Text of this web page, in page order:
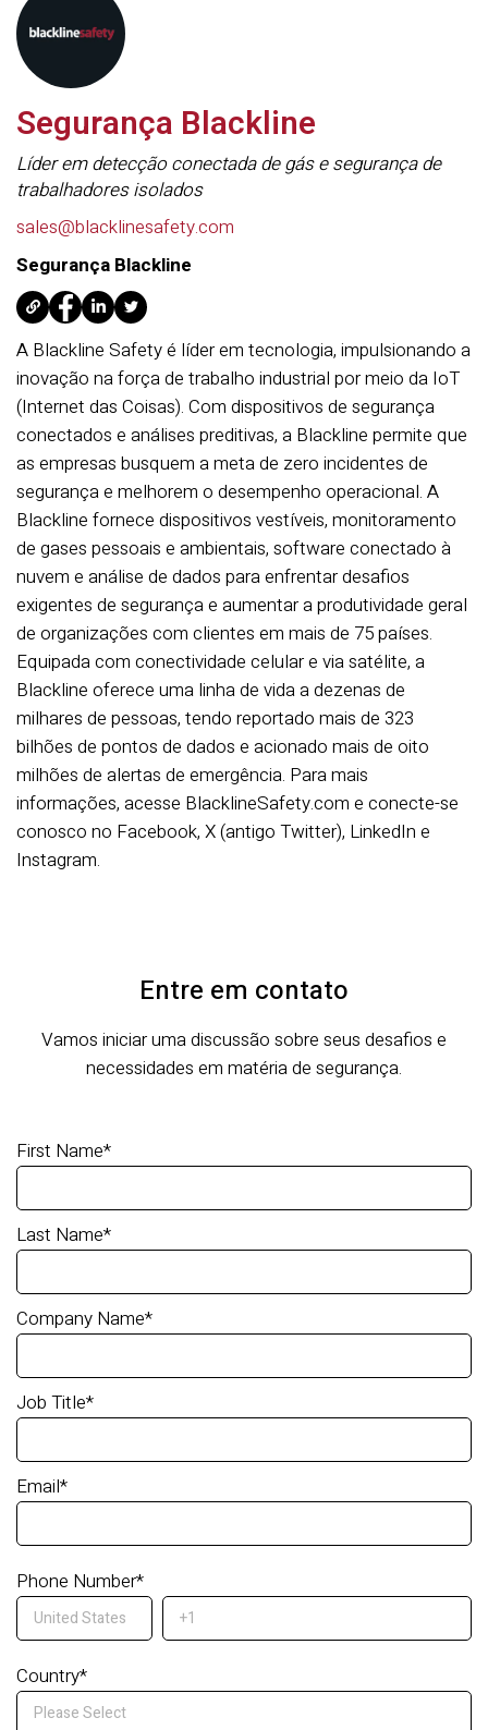
Segurança Blackline
Líder em detecção conectada de gás e segurança de
trabalhadores isolados
sales@blacklinesafety.com
Segurança Blackline
A Blackline Safety é líder em tecnologia, impulsionando a
inovação na força de trabalho industrial por meio da IoT
(Internet das Coisas). Com dispositivos de segurança
conectados e análises preditivas, a Blackline permite que
as empresas busquem a meta de zero incidentes de
segurança e melhorem o desempenho operacional. A
Blackline fornece dispositivos vestíveis, monitoramento
de gases pessoais e ambientais, software conectado à
nuvem e análise de dados para enfrentar desafios
exigentes de segurança e aumentar a produtividade geral
de organizações com clientes em mais de 75 países.
Equipada com conectividade celular e via satélite, a
Blackline oferece uma linha de vida a dezenas de
milhares de pessoas, tendo reportado mais de 323
bilhões de pontos de dados e acionado mais de oito
milhões de alertas de emergência. Para mais
informações, acesse BlacklineSafety.com e conecte-se
conosco no Facebook, X (antigo Twitter), LinkedIn e
Instagram.
Entre em contato
Vamos iniciar uma discussão sobre seus desafios e
necessidades em matéria de segurança.
First Name*
Last Name*
Company Name*
Job Title*
Email*
Phone Number*
Country*